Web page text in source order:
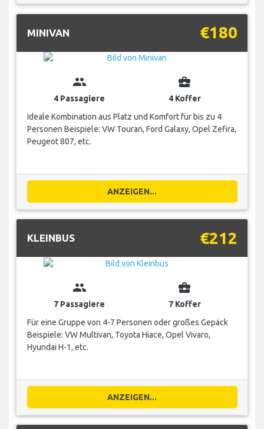
MINIVAN €180
group
4 Passagiere
business_center
4 Koffer
Ideale Kombination aus Platz und Komfort für bis zu 4
Personen Beispiele: VW Touran, Ford Galaxy, Opel Zefira,
Peugeot 807, etc.
ANZEIGEN...
KLEINBUS €212
group
7 Passagiere
business_center
7 Koffer
Für eine Gruppe von 4-7 Personen oder großes Gepäck
Beispiele: VW Multivan, Toyota Hiace, Opel Vivaro,
Hyundai H-1, etc.
ANZEIGEN...